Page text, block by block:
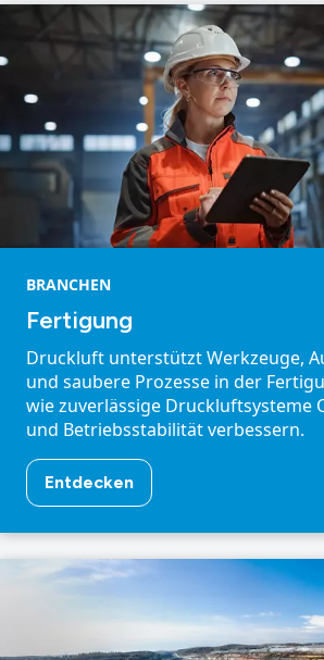
BRANCHEN
Fertigung
Druckluft unterstützt Werkzeuge,
und saubere Prozesse in der
wie zuverlässige Druckluftsysteme
und Betriebsstabilität verbessern.
Entdecken